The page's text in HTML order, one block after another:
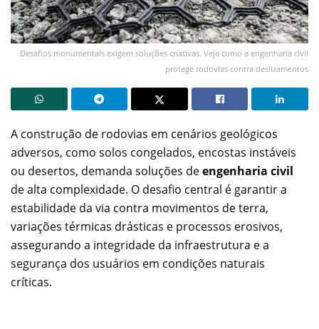
Desafios monumentais exigem soluções criativas. Veja como a engenharia civil
protege rodovias contra deslizamentos
A construção de rodovias em cenários geológicos
adversos, como solos congelados, encostas instáveis
ou desertos, demanda soluções deengenharia civil
de alta complexidade. O desafio central é garantir a
estabilidade da via contra movimentos de terra,
variações térmicas drásticas e processos erosivos,
assegurando a integridade da infraestrutura e a
segurança dos usuários em condições naturais
críticas.